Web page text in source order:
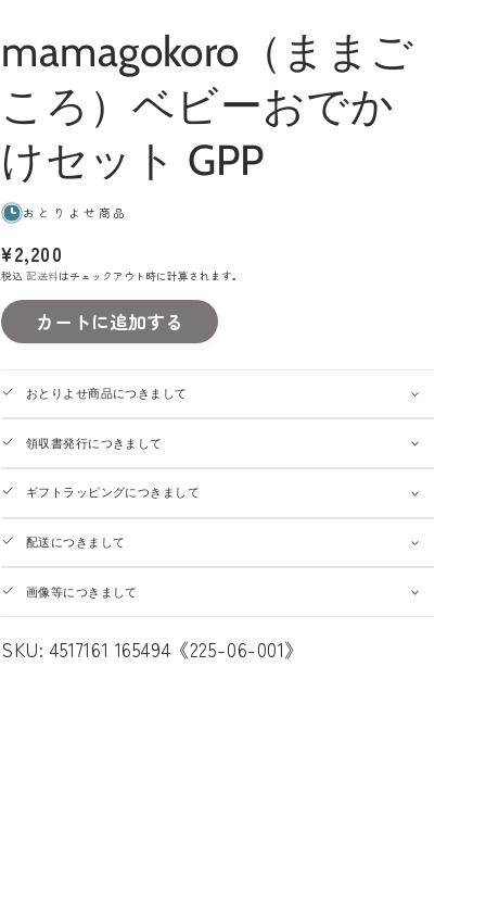
mamagokoro（ままご
ころ）ベビーおでか
けセット GPP
おとりよせ商品
通
常
価
格
¥2,200
税込配送料はチェックアウト時に計算されます。
カートに追加する
おとりよせ商品につきまして
領収書発行につきまして
ギフトラッピングにつきまして
配送につきまして
画像等につきまして
SKU: 4517161 165494《225-06-001》